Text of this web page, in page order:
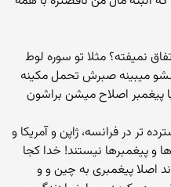
نمیفته؟ مثلا تو سوره لوط
میبینه صبرش تحمل مکینه
پیغمبر اصلاح میشن براشون
تر در فرانسه، ژاپن و آمریکا و
و پیغمبرها نیستند! خدا کجا
اصلا پیغمبری به چین و و